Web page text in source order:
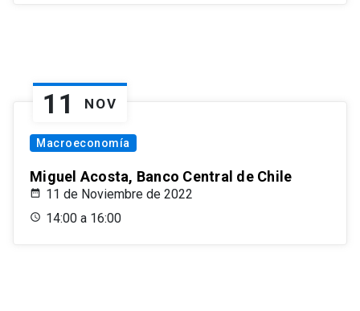
11 NOV
Macroeconomía
Miguel Acosta, Banco Central de Chile
11 de Noviembre de 2022
14:00 a 16:00